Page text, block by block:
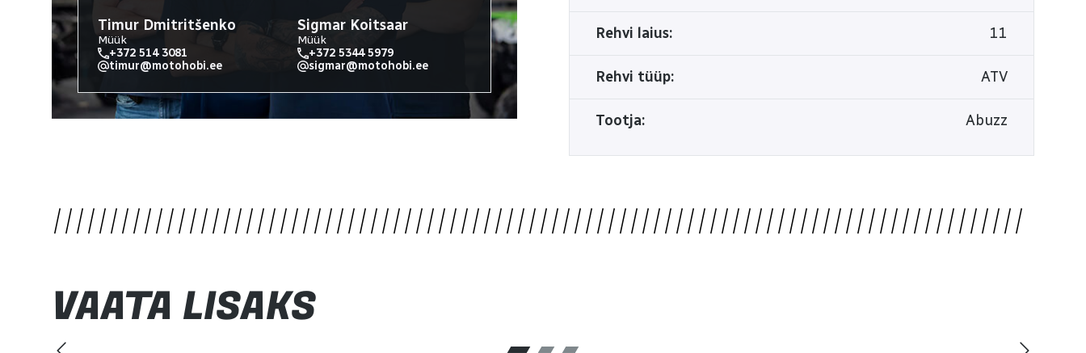
Timur Dmitritšenko
Müük
+372 514 3081
timur@motohobi.ee
Sigmar Koitsaar
Müük
+372 5344 5979
sigmar@motohobi.ee
Rehvi laius: 11
Rehvi tüüp: ATV
Tootja: Abuzz
VAATA LISAKS